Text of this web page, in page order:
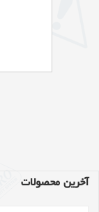
آخرین محصولات